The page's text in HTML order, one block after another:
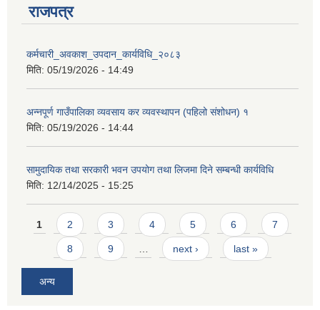
राजपत्र
कर्मचारी_अवकाश_उपदान_कार्यविधि_२०८३
मिति: 05/19/2026 - 14:49
अन्नपूर्ण गाउँपालिका व्यवसाय कर व्यवस्थापन (पहिलो संशोधन) १
मिति: 05/19/2026 - 14:44
सामुदायिक तथा सरकारी भवन उपयोग तथा लिजमा दिने सम्बन्धी कार्यविधि
मिति: 12/14/2025 - 15:25
Pages
1 2 3 4 5 6 7
8 9 next › last »
अन्य